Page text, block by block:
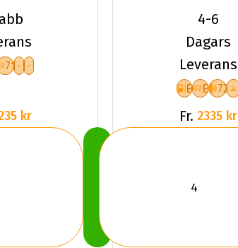
V
71
kr
BLIZZAK
DM-V
4-6
Dagars
Leverans
E E 72
Fr. 2335 kr